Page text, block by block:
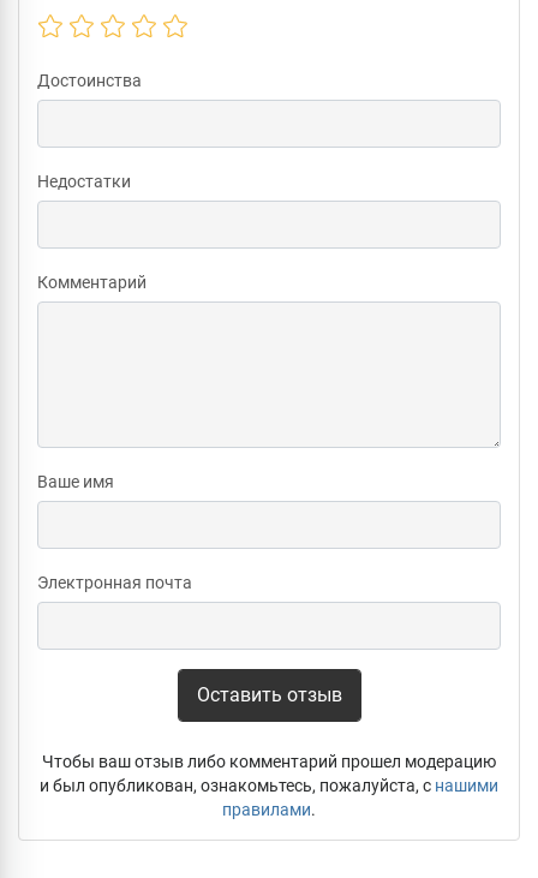
Достоинства
Недостатки
Комментарий
Ваше имя
Электронная почта
Оставить отзыв
Чтобы ваш отзыв либо комментарий прошел модерацию
и был опубликован, ознакомьтесь, пожалуйста, с нашими
правилами.